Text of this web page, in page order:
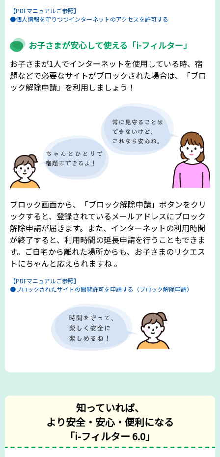
【PDFマニュアルご参照】
●個人情報を守りつつインターネットのアクセスを許可する
お子さまが安心して使える「i-フィルター」
お子さまが1人でインターネットを使用している時、宿
題などで必要なサイトがブロックされた場合は、「ブロ
ック解除申請」を利用しましょう！
ブロック画面から、「ブロック解除申請」ボタンをクリ
ックすると、登録されているメールアドレスにブロック
解除申請が届きます。また、インターネットの利用時間
が終了すると、利用時間の延長申請を行うこともできま
す。ご自宅から離れた場所からも、お子さまのリクエス
トにちゃんと応えられますね 。
【PDFマニュアルご参照】
●ブロックされたサイトの閲覧許可を申請する（ブロック解除申請）
知っていれば、
より安全・安心・便利になる
「i-フィルター 6.0」